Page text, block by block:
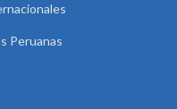
Peruanas